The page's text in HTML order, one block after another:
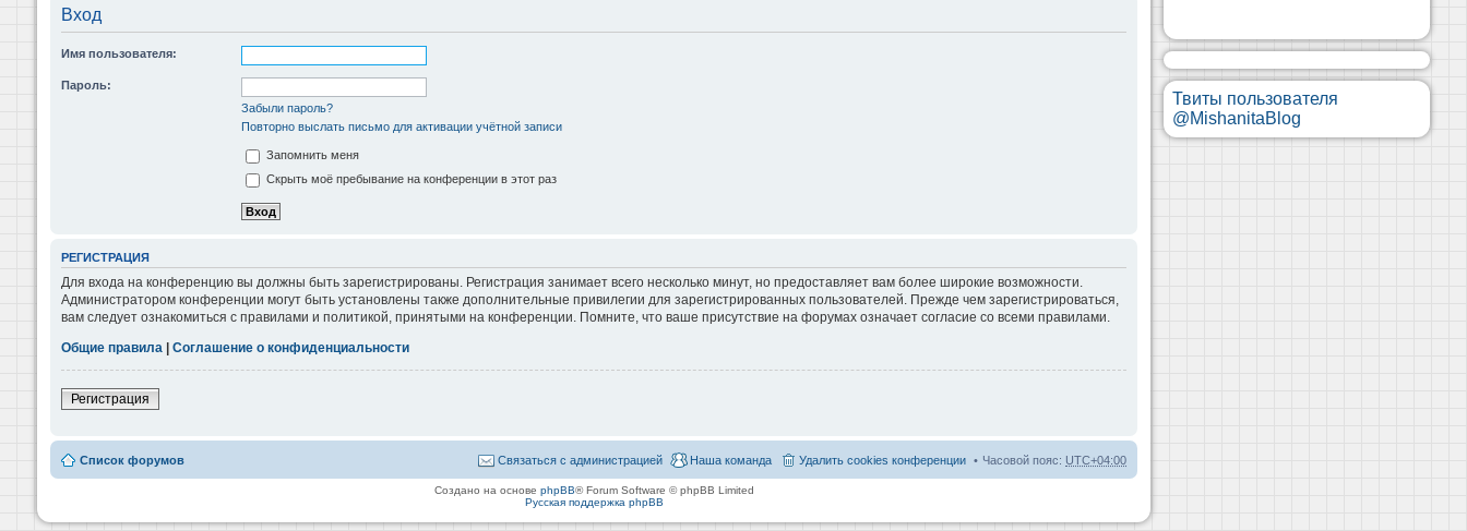
Вход
Имя пользователя:
Пароль:
Забыли пароль?
Повторно выслать письмо для активации учётной записи
Запомнить меня
Скрыть моё пребывание на конференции в этот раз
РЕГИСТРАЦИЯ
Для входа на конференцию вы должны быть зарегистрированы. Регистрация занимает всего несколько минут, но предоставляет вам более широкие возможности.
Администратором конференции могут быть установлены также дополнительные привилегии для зарегистрированных пользователей. Прежде чем зарегистрироваться,
вам следует ознакомиться с правилами и политикой, принятыми на конференции. Помните, что ваше присутствие на форумах означает согласие со всеми правилами.
Общие правила
Соглашение о конфиденциальности
Регистрация
Список форумов Часовой пояс: UTC+04:00
Удалить cookies конференции
Наша команда
Связаться с администрацией
Создано на основе phpBB® Forum Software © phpBB Limited
Русская поддержка phpBB
Твиты пользователя
@MishanitaBlog